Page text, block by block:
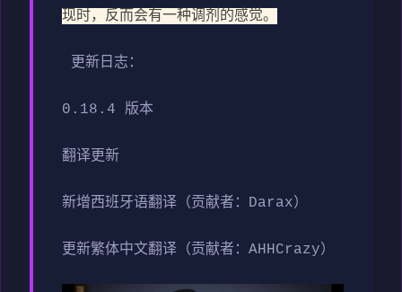
现时，反而会有一种调剂的感觉。
更新日志：
0.18.4 版本
翻译更新
新增西班牙语翻译（贡献者：Darax）
更新繁体中文翻译（贡献者：AHHCrazy）